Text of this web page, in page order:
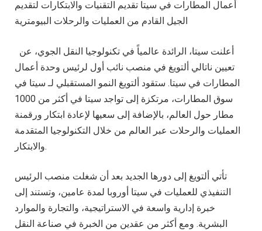
أعمال المطارات في سيتا تقديم التقنيات والابتكارات لتقديم
الجيل القادم من العمليات والرحلات البيومترية
تعيين ناتالي ألتويغ في منصب نائب أول لرئيس وحدة أعمال
المطارات في سيتا. ستقود ألتويغ النمو المستقبلي لـ سيتا في
سوق المطارات، مرتكزة إلى تواجد سيتا في أكثر من 1000
مطار حول العالم، بالإضافة إلى سعيها لإعادة ابتكار ورقمنة
العمليات والرحلات عبر العالم من خلال التكنولوجيا المتقدمة
والابتكار.
تأتي ألتويغ إلى دورها الجديد بعد أن شغلت منصب الرئيس
التنفيذي للعمليات في سيتا أوروبا لمدة عامين، وتستند إلى
خبرة إدارية واسعة في الاستراتيجية، والتجارة والموارد
البشرية. ومع أكثر من عقدين من الخبرة في صناعة النقل